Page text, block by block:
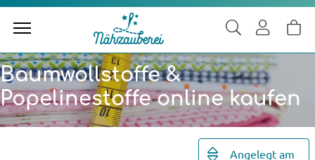
Baumwollstoffe &
Popelinestoffe online kaufen
Angelegt am